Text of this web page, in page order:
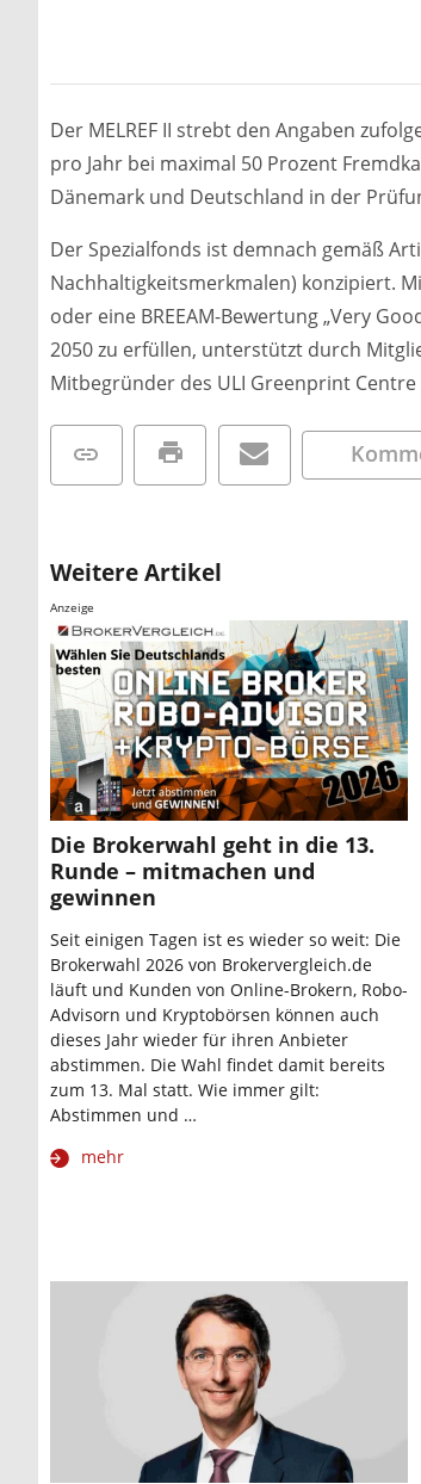
Der MELREF II strebt den Angaben
pro Jahr bei maximal 50 Prozent
Dänemark und Deutschland in der
Der Spezialfonds ist demnach gemäß
Nachhaltigkeitsmerkmalen) konzipiert.
oder eine BREEAM-Bewertung „Very
2050 zu erfüllen, unterstützt durch
Mitbegründer des ULI Greenprint
Weitere Artikel
Anzeige
Die Brokerwahl geht in die 13.
Runde – mitmachen und
gewinnen
Seit einigen Tagen ist es wieder so weit: Die
Brokerwahl 2026 von Brokervergleich.de
läuft und Kunden von Online-Brokern, Robo-
Advisorn und Kryptobörsen können auch
dieses Jahr wieder für ihren Anbieter
abstimmen. Die Wahl findet damit bereits
zum 13. Mal statt. Wie immer gilt:
Abstimmen und …
mehr